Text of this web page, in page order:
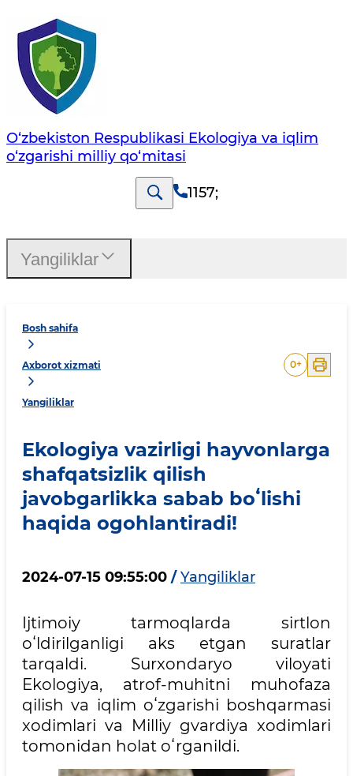
O‘zbekiston Respublikasi Ekologiya va iqlim
o‘zgarishi milliy qo‘mitasi
1157;
Bosh sahifa
Axborot xizmati
Yangiliklar
0+
Ekologiya vazirligi hayvonlarga
shafqatsizlik qilish
javobgarlikka sabab boʻlishi
haqida ogohlantiradi!
2024-07-15 09:55:00 / Yangiliklar
Ijtimoiy tarmoqlarda sirtlon
oʻldirilganligi aks etgan suratlar
tarqaldi. Surxondaryo viloyati
Ekologiya, atrof-muhitni muhofaza
qilish va iqlim oʻzgarishi boshqarmasi
xodimlari va Milliy gvardiya xodimlari
tomonidan holat oʻrganildi.
Yangiliklar